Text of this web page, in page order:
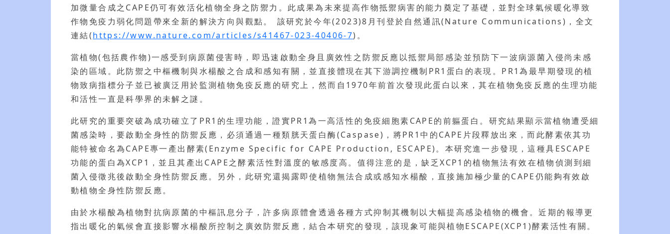
加微量合成之CAPE仍可有效活化植物全身之防禦力。此成果為未來提高作物抵禦病害的能力奠定了基礎，並對全球氣候暖化導致
作物免疫力弱化問題帶來全新的解決方向與觀點。 該研究於今年(2023)8月刊登於自然通訊(Nature Communications)，全文
連結(https://www.nature.com/articles/s41467-023-40406-7)。
當植物(包括農作物)一感受到病原菌侵害時，即迅速啟動全身且廣效性之防禦反應以抵禦局部感染並預防下一波病源菌入侵尚未感
染的區域。此防禦之中樞機制與水楊酸之合成和感知有關，並直接體現在其下游調控機制PR1蛋白的表現。PR1為最早期發現的植
物致病指標分子並已被廣泛用於監測植物免疫反應的研究上，然而自1970年前首次發現此蛋白以來，其在植物免疫反應的生理功能
和活性一直是科學界的未解之謎。
此研究的重要突破為成功確立了PR1的生理功能，證實PR1為一高活性的免疫細胞素CAPE的前軀蛋白。研究結果顯示當植物遭受細
菌感染時，要啟動全身性的防禦反應，必須通過一種類胱天蛋白酶(Caspase)，將PR1中的CAPE片段釋放出來，而此酵素依其功
能特被命名為CAPE專一產出酵素(Enzyme Specific for CAPE Production, ESCAPE)。本研究進一步發現，這種具ESCAPE
功能的蛋白為XCP1，並且其產出CAPE之酵素活性對溫度的敏感度高。值得注意的是，缺乏XCP1的植物無法有效在植物偵測到細
菌入侵徵兆後啟動全身性防禦反應。另外，此研究還揭露即使植物無法合成或感知水楊酸，直接施加極少量的CAPE仍能夠有效啟
動植物全身性防禦反應。
由於水楊酸為植物對抗病原菌的中樞訊息分子，許多病原體會透過各種方式抑制其機制以大幅提高感染植物的機會。近期的報導更
指出暖化的氣候會直接影響水楊酸所控制之廣效防禦反應，結合本研究的發現，該現象可能與植物ESCAPE(XCP1)酵素活性有關。